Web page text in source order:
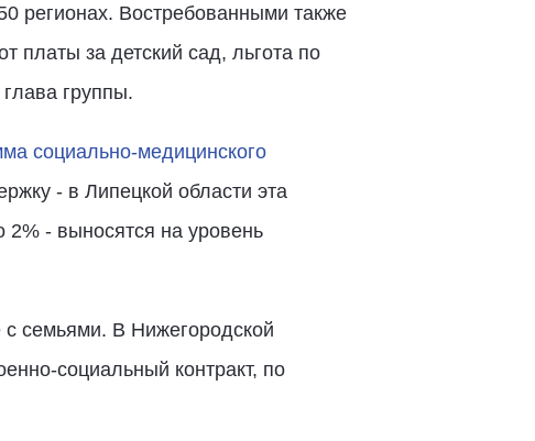
регионах. Востребованными также
платы за детский сад, льгота по
группы.
социально-медицинского
- в Липецкой области эта
2% - выносятся на уровень
с семьями. В Нижегородской
социальный контракт, по